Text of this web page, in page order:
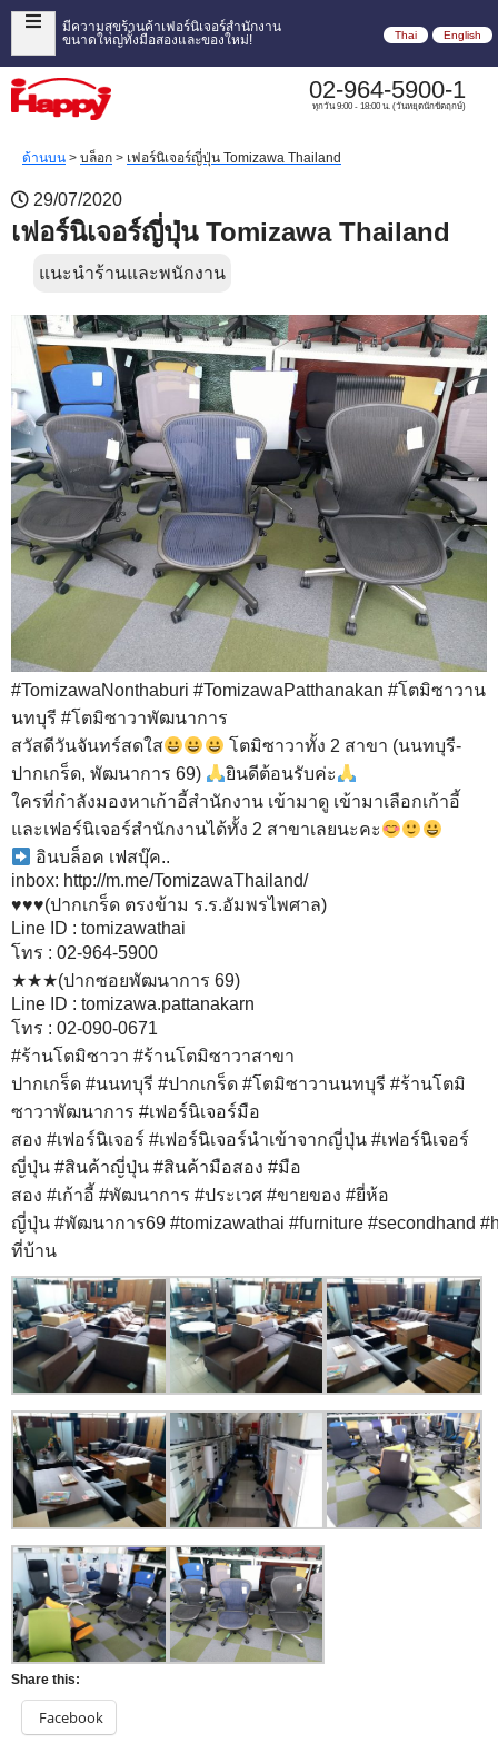
มีความสุขร้านค้าเฟอร์นิเจอร์สำนักงาน
ขนาดใหญ่ทั้งมือสองและของใหม่!
Thai English
02-964-5900-1
ทุกวัน 9:00 - 18:00 น. (วันหยุดนักขัตฤกษ์)
ด้านบน > บล็อก > เฟอร์นิเจอร์ญี่ปุ่น Tomizawa Thailand
29/07/2020
เฟอร์นิเจอร์ญี่ปุ่น Tomizawa Thailand
แนะนำร้านและพนักงาน
#TomizawaNonthaburi #TomizawaPatthanakan #โตมิซาวาน
นทบุรี #โตมิซาวาพัฒนาการ
สวัสดีวันจันทร์สดใส
โตมิซาวาทั้ง 2 สาขา (นนทบุรี-
ปากเกร็ด, พัฒนาการ 69)
ยินดีต้อนรับค่ะ
ใครที่กำลังมองหาเก้าอี้สำนักงาน เข้ามาดู เข้ามาเลือกเก้าอี้
และเฟอร์นิเจอร์สำนักงานได้ทั้ง 2 สาขาเลยนะคะ
อินบล็อค เฟสบุ๊ค..
inbox: http://m.me/TomizawaThailand/
♥️♥️♥️(ปากเกร็ด ตรงข้าม ร.ร.อัมพรไพศาล)
Line ID : tomizawathai
โทร : 02-964-5900
★️★️★️(ปากซอยพัฒนาการ 69)
Line ID : tomizawa.pattanakarn
โทร : 02-090-0671
#ร้านโตมิซาวา #ร้านโตมิซาวาสาขา
ปากเกร็ด #นนทบุรี #ปากเกร็ด #โตมิซาวานนทบุรี #ร้านโตมิ
ซาวาพัฒนาการ #เฟอร์นิเจอร์มือ
สอง #เฟอร์นิเจอร์ #เฟอร์นิเจอร์นำเข้าจากญี่ปุ่น #เฟอร์นิเจอร์
ญี่ปุ่น #สินค้าญี่ปุ่น #สินค้ามือสอง #มือ
สอง #เก้าอี้ #พัฒนาการ #ประเวศ #ขายของ #ยี่ห้อ
ญี่ปุ่น #พัฒนาการ69 #tomizawathai #furniture #secondhand #
ที่บ้าน
Share this:
Facebook